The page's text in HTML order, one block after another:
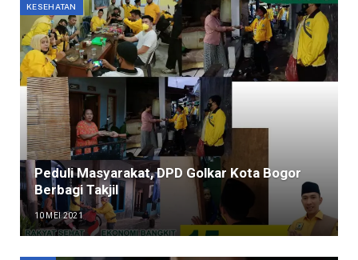
KESEHATAN
Peduli Masyarakat, DPD Golkar Kota Bogor
Berbagi Takjil
10 MEI 2021